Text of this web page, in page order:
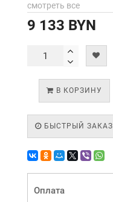
смотреть все
9 133 BYN
В КОРЗИНУ
БЫСТРЫЙ ЗАКАЗ
Оплата